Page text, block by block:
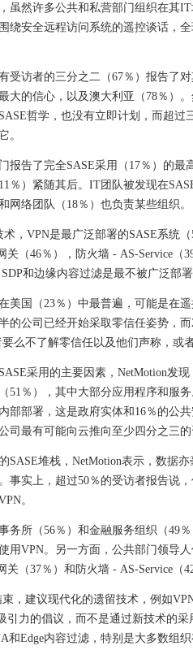
绿色星球增强现实体验
多个英国地区扩展移动覆盖范围
打开澳大利亚云位置
澳大利亚
开源许可交换为Stem Strip-Mining Tactics
验提供2.2Gbps宽带速度
远？
度慢
团涉及私人面部识别的私人使用
SD-WAN改进全球网络
两岁的虫子命中icic
络中AI的道路规则
过锁定3中的前所未有的数据刻录
技团队保护私人5克
200处于涉及加密电话网络的药物运作中
革：HMRC提醒公司在申请新税款时使用“合
运营商有一个双重敲诈勒索
Facebook施加到虐待儿童滥用风险的端到端
并修复您的Adobe Flash依赖项
企业完全拥抱Sase
网络基础
Server 2019用户必须修补严重的零天
最新的学术网络攻击受害者
的帮助下扩展欧洲数据中心存在
虽然许多公共和私营部门组织在其IT
绕安全远程访问系统的遥控谈话，
受访者的三分之二（67％）报告了
大的信心，以及澳大利亚（78％）
哲学，也没有立即计划，而超
。
报告了完全SASE采用（17％）的最
％）紧随其后。IT团队被发现在
网络团队（18％）也负责某些组织。
术，VPN是最广泛部署的SASE系统
关（46％），防火墙 - AS-Service（
和边缘内容过滤是最不被广泛部署
美国（23％）中最普遍，可能是在
的公司已经开始采取零信任姿势，
么不了解零信任以及他们声称，或
采用的主要因素，NetMotion发
51％），其中大部分应用程序和服
部部署，这是政府实体和16％的公共
司最有可能向云推向至少四分之三的
SASE堆栈，NetMotion表示，数据
事实上，超过50％的受访者报告说
。
务所（56％）和金融服务组织（49
用VPN。另一方面，公共部门领导
关（37％）和防火墙 - AS-Service（
束，建议现代化的遗留技术，例如
引力的倡议，而不是通过新技术的
和Edge内容过滤，特别是大多数组